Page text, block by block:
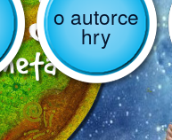
o autorce
hry